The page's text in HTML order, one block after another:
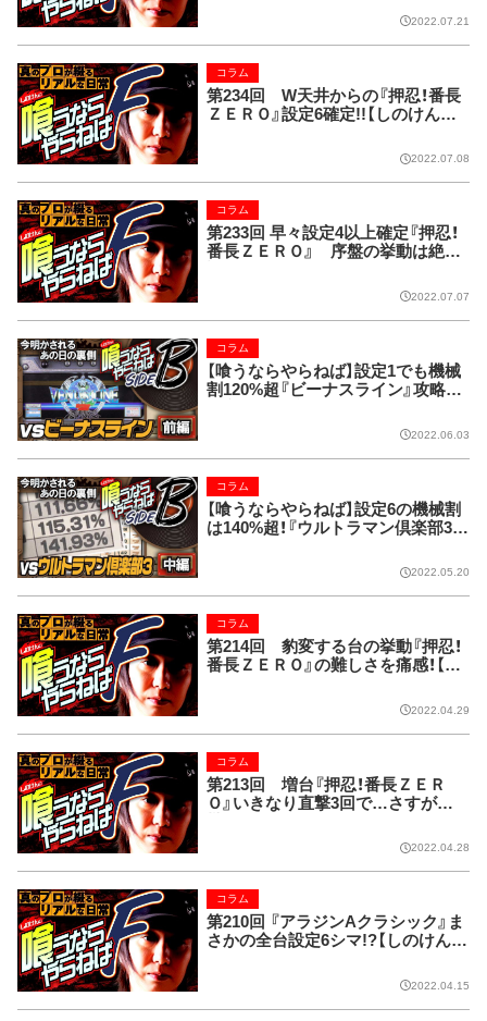
2022.07.21
第234回 W天井からの『押忍！番長
ＺＥＲＯ』設定6確定!!【しのけんの
コラム
2022.07.08
第233回 早々設定4以上確定『押忍！
番長ＺＥＲＯ』 序盤の挙動は絶好
コラム
2022.07.07
【喰うならやらねば】設定1でも機械
割120%超『ビーナスライン』攻略法
コラム
2022.06.03
【喰うならやらねば】設定6の機械割
は140%超！『ウルトラマン倶楽部3』
コラム
2022.05.20
第214回 豹変する台の挙動『押忍！
番長ＺＥＲＯ』の難しさを痛感！【し
コラム
2022.04.29
第213回 増台『押忍！番長ＺＥＲ
Ｏ』いきなり直撃3回で…さすがに
コラム
2022.04.28
第210回 『アラジンAクラシック』ま
さかの全台設定6シマ!?【しのけんの
コラム
2022.04.15